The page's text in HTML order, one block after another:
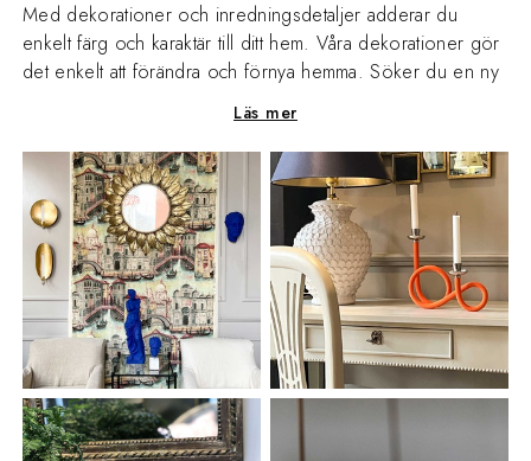
Med dekorationer och inredningsdetaljer adderar du
enkelt färg och karaktär till ditt hem. Våra dekorationer gör
det enkelt att förändra och förnya hemma. Söker du en ny
spegel, vas eller en ljusstake så har vi mycket att erbjuda.
Läs mer